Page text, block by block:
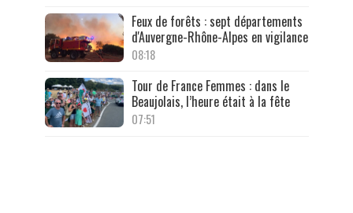
Feux de forêts : sept départements
d'Auvergne-Rhône-Alpes en vigilance
08:18
Tour de France Femmes : dans le
Beaujolais, l’heure était à la fête
07:51